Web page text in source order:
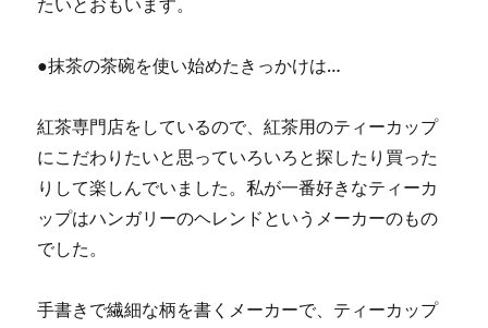
たいとおもいます。
●抹茶の茶碗を使い始めたきっかけは…
紅茶専門店をしているので、紅茶用のティーカップ
にこだわりたいと思っていろいろと探したり買った
りして楽しんでいました。私が一番好きなティーカ
ップはハンガリーのヘレンドというメーカーのもの
でした。
手書きで繊細な柄を書くメーカーで、ティーカップ